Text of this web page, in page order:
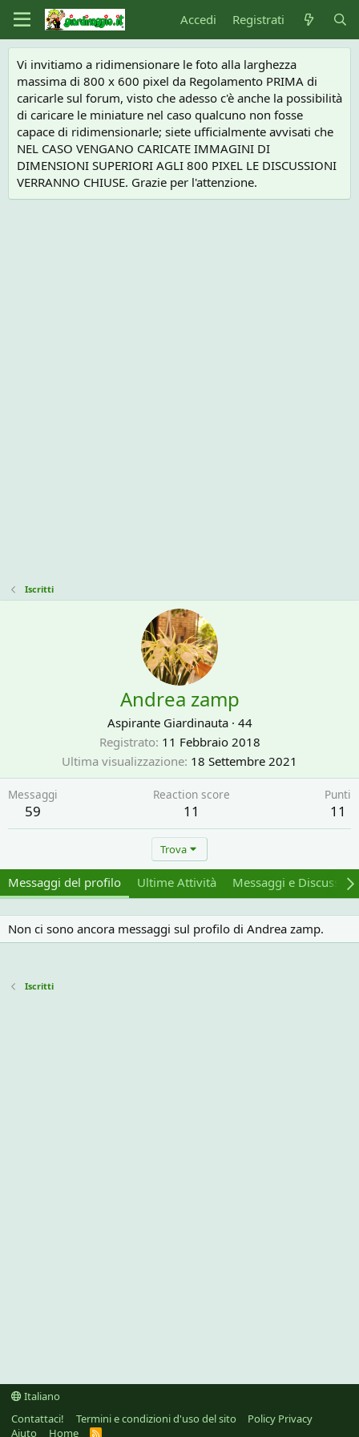
Accedi Registrati
Vi invitiamo a ridimensionare le foto alla larghezza
massima di 800 x 600 pixel da Regolamento PRIMA di
caricarle sul forum, visto che adesso c'è anche la possibilità
di caricare le miniature nel caso qualcuno non fosse
capace di ridimensionarle; siete ufficialmente avvisati che
NEL CASO VENGANO CARICATE IMMAGINI DI
DIMENSIONI SUPERIORI AGLI 800 PIXEL LE DISCUSSIONI
VERRANNO CHIUSE. Grazie per l'attenzione.
Iscritti
Andrea zamp
Aspirante Giardinauta · 44
Registrato 11 Febbraio 2018
Ultima visualizzazione 18 Settembre 2021
Messaggi
59
Reaction score
11
Punti
11
Trova
Messaggi del profilo Ultime Attività Messaggi e
Non ci sono ancora messaggi sul profilo di Andrea zamp.
Iscritti
Italiano
Contattaci!
Termini e condizioni d'uso del sito
Policy Privacy
Aiuto
Home R